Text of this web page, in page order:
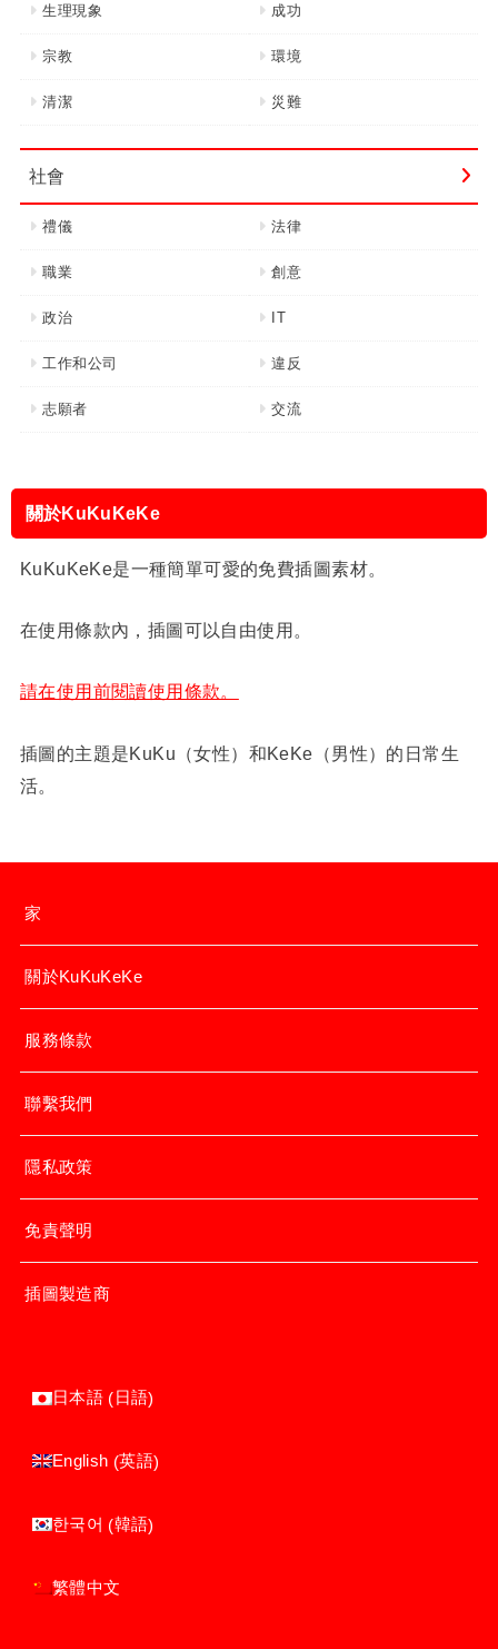
生理現象 成功
宗教 環境
清潔 災難
社會
禮儀 法律
職業 創意
政治 IT
工作和公司 違反
志願者 交流
關於KuKuKeKe
KuKuKeKe是一種簡單可愛的免費插圖素材。
在使用條款內，插圖可以自由使用。
請在使用前閱讀使用條款。
插圖的主題是KuKu（女性）和KeKe（男性）的日常生
活。
家
關於KuKuKeKe
服務條款
聯繫我們
隱私政策
免責聲明
插圖製造商
日本語 ( 日語)
English (英語)
한국어 (韓語)
繁體中文